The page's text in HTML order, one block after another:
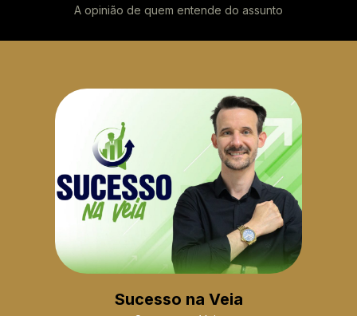
A opinião de quem entende do assunto
Sucesso na Veia